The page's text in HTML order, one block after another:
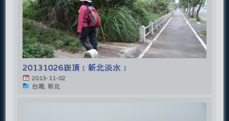
20131026崁頂﹝新北淡水﹞
2013-11-02
台灣, 新北